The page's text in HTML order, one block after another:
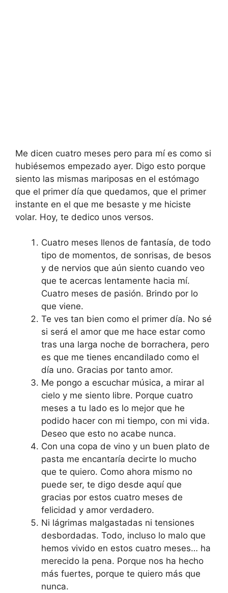
Me dicen cuatro meses pero para mí es como si
hubiésemos empezado ayer. Digo esto porque
siento las mismas mariposas en el estómago
que el primer día que quedamos, que el primer
instante en el que me besaste y me hiciste
volar. Hoy, te dedico unos versos.
Cuatro meses llenos de fantasía, de todo
tipo de momentos, de sonrisas, de besos
y de nervios que aún siento cuando veo
que te acercas lentamente hacia mí.
Cuatro meses de pasión. Brindo por lo
que viene.
Te ves tan bien como el primer día. No sé
si será el amor que me hace estar como
tras una larga noche de borrachera, pero
es que me tienes encandilado como el
día uno. Gracias por tanto amor.
Me pongo a escuchar música, a mirar al
cielo y me siento libre. Porque cuatro
meses a tu lado es lo mejor que he
podido hacer con mi tiempo, con mi vida.
Deseo que esto no acabe nunca.
Con una copa de vino y un buen plato de
pasta me encantaría decirte lo mucho
que te quiero. Como ahora mismo no
puede ser, te digo desde aquí que
gracias por estos cuatro meses de
felicidad y amor verdadero.
Ni lágrimas malgastadas ni tensiones
desbordadas. Todo, incluso lo malo que
hemos vivido en estos cuatro meses… ha
merecido la pena. Porque nos ha hecho
más fuertes, porque te quiero más que
nunca.